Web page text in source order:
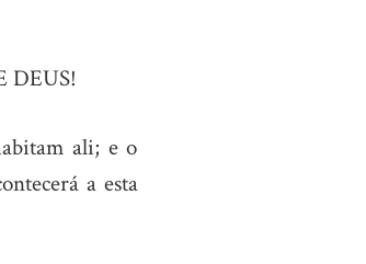
DEUS!
ali; e o
a esta